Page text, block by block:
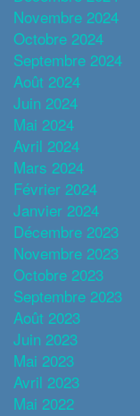
Novembre 2024
Octobre 2024
Septembre 2024
Août 2024
Juin 2024
Mai 2024
Avril 2024
Mars 2024
Février 2024
Janvier 2024
Décembre 2023
Novembre 2023
Octobre 2023
Septembre 2023
Août 2023
Juin 2023
Mai 2023
Avril 2023
Mai 2022